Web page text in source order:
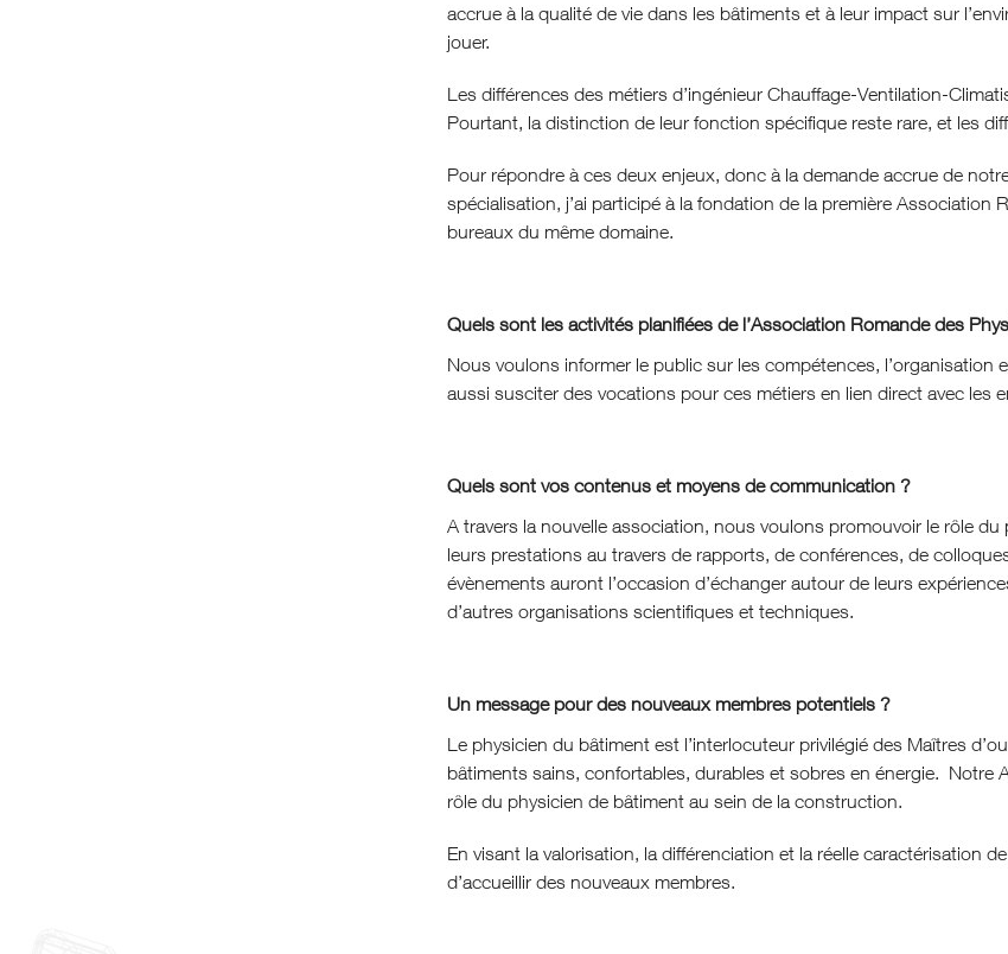
accrue à la qualité de vie dans les bâtiments et à leur impact sur
jouer.
Les différences des métiers d’ingénieur Chauffage-Ventilation-
Pourtant, la distinction de leur fonction spécifique reste rare, et les
Pour répondre à ces deux enjeux, donc à la demande accrue de
spécialisation, j’ai participé à la fondation de la première
bureaux du même domaine.
Quels sont les activités planifiées de l’Association Romande des
Nous voulons informer le public sur les compétences,
aussi susciter des vocations pour ces métiers en lien direct avec les
Quels sont vos contenus et moyens de communication ?
A travers la nouvelle association, nous voulons promouvoir le rôle
leurs prestations au travers de rapports, de conférences, de
évènements auront l’occasion d’échanger autour de leurs
d’autres organisations scientifiques et techniques.
Un message pour des nouveaux membres potentiels ?
Le physicien du bâtiment est l’interlocuteur privilégié des Maîtres
bâtiments sains, confortables, durables et sobres en énergie. Notre
rôle du physicien de bâtiment au sein de la construction.
En visant la valorisation, la différenciation et la réelle caractérisation
d’accueillir des nouveaux membres.